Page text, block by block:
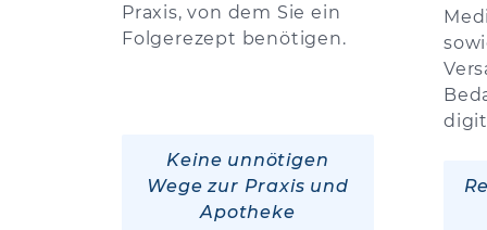
Praxis, von dem Sie ein
Folgerezept benötigen.
Keine unnötigen
Wege zur Praxis und
Apotheke